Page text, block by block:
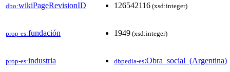
dbo:wikiPageRevisionID 126542116 (xsd:integer)
prop-es:fundación 1949 (xsd:integer)
prop-es:industria dbpedia-es:Obra_social_(Argentina)